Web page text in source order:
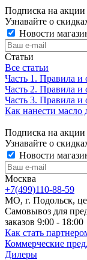
Подписка на акции
Узнавайте о
Новости
Статьи
Все статьи
Часть 1. Правила и
Часть 2. Правила и
Часть 3. Правила и
Как нанести масло
Подписка на акции
Узнавайте о
Новости
Москва
+7(499)110-88-59
МО, г. Подольск,
Самовывоз для
заказов 9:00 - 18:00
Как стать
Коммерческие
Дилеры